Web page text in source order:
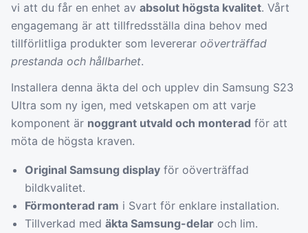
vi att du får en enhet av absolut högsta kvalitet. Vårt
engagemang är att tillfredsställa dina behov med
tillförlitliga produkter som levererar oöverträffad
prestanda och hållbarhet.
Installera denna äkta del och upplev din Samsung S23
Ultra som ny igen, med vetskapen om att varje
komponent är noggrant utvald och monterad för att
möta de högsta kraven.
Original Samsung display för oöverträffad
bildkvalitet.
Förmonterad ram i Svart för enklare installation.
Tillverkad med äkta Samsung-delar och lim.